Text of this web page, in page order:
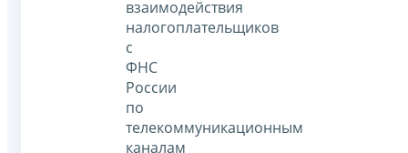
взаимодействия
налогоплательщиков
с
ФНС
России
по
телекоммуникационным
каналам